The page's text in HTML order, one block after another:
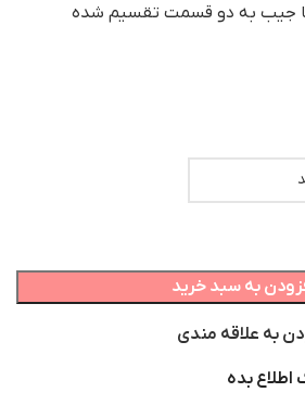
جیب به دو قسمت تقسیم شده
به سبد خرید
به علاقه مندی
اطلاع بده